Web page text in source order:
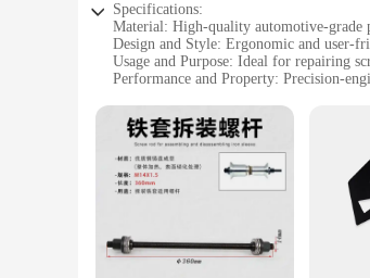
Specifications:
Material: High-quality automotive-grade
Design and Style: Ergonomic and user-
Usage and Purpose: Ideal for repairing
Performance and Property: Precision-
Applicable People: Suitable for both
Features:
|Vendors|
**Precision Repair for Automotive
The automobili scratch repair tools are
restoring your car's pristine condition.
makes them comfortable to use,